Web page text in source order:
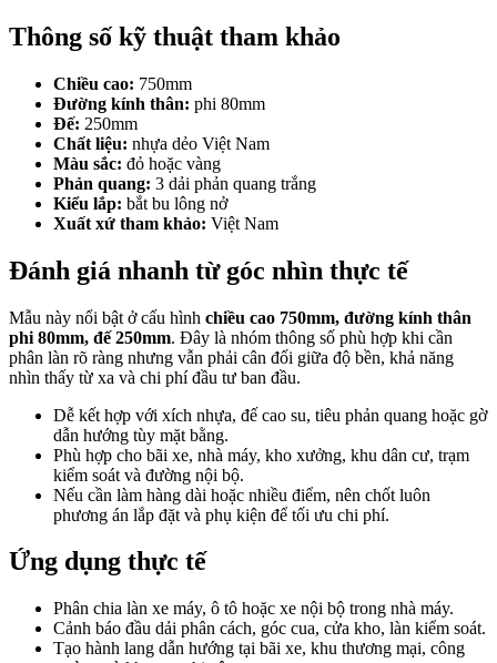
Thông số kỹ thuật tham khảo
Chiều cao: 750mm
Đường kính thân: phi 80mm
Đế: 250mm
Chất liệu: nhựa dẻo Việt Nam
Màu sắc: đỏ hoặc vàng
Phản quang: 3 dải phản quang trắng
Kiểu lắp: bắt bu lông nở
Xuất xứ tham khảo: Việt Nam
Đánh giá nhanh từ góc nhìn thực tế
Mẫu này nổi bật ở cấu hình chiều cao 750mm, đường kính thân
phi 80mm, đế 250mm. Đây là nhóm thông số phù hợp khi cần
phân làn rõ ràng nhưng vẫn phải cân đối giữa độ bền, khả năng
nhìn thấy từ xa và chi phí đầu tư ban đầu.
Dễ kết hợp với xích nhựa, đế cao su, tiêu phản quang hoặc gờ
dẫn hướng tùy mặt bằng.
Phù hợp cho bãi xe, nhà máy, kho xưởng, khu dân cư, trạm
kiểm soát và đường nội bộ.
Nếu cần làm hàng dài hoặc nhiều điểm, nên chốt luôn
phương án lắp đặt và phụ kiện để tối ưu chi phí.
Ứng dụng thực tế
Phân chia làn xe máy, ô tô hoặc xe nội bộ trong nhà máy.
Cảnh báo đầu dải phân cách, góc cua, cửa kho, làn kiểm soát.
Tạo hành lang dẫn hướng tại bãi xe, khu thương mại, công